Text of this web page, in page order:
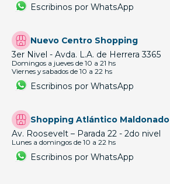
Escribinos por WhatsApp
Nuevo Centro Shopping
3er Nivel - Avda. L.A. de Herrera 3365
Domingos a jueves de 10 a 21 hs
Viernes y sabados de 10 a 22 hs
Escribinos por WhatsApp
Shopping Atlántico Maldonado
Av. Roosevelt – Parada 22 - 2do nivel
Lunes a domingos de 10 a 22 hs
Escribinos por WhatsApp